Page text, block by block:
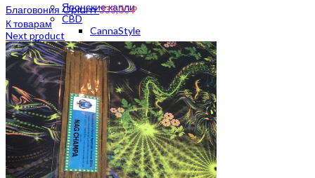
Японские капли
CBD
CannaStyle
Хранение
Тайники
Зиплоки
Click Box
Вакуумные контейнеры
Бумажки и фильтры
Бумага для самокруток
Бланты
Конусы
Handmade
Мерч
Мерч Crazybong
Благовония Opium333,00₽
К товарам
Next product